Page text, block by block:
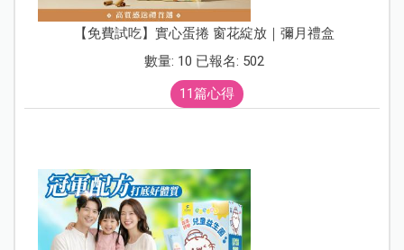
【免費試吃】實心蛋捲 窗花綻放｜彌月禮盒
數量: 10 已報名: 502
11篇心得